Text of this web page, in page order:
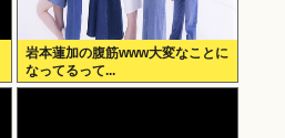
岩本蓮加の腹筋www大変なことに
なってるって...